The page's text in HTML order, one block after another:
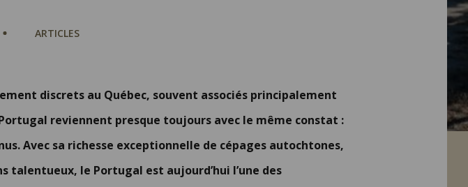
ARTICLES
discrets au Québec, souvent associés principalement
reviennent presque toujours avec le même constat :
Avec sa richesse exceptionnelle de cépages autochtones,
le Portugal est aujourd’hui l’une des